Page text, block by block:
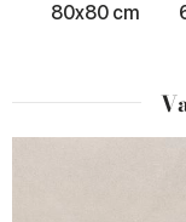
80x80 cm